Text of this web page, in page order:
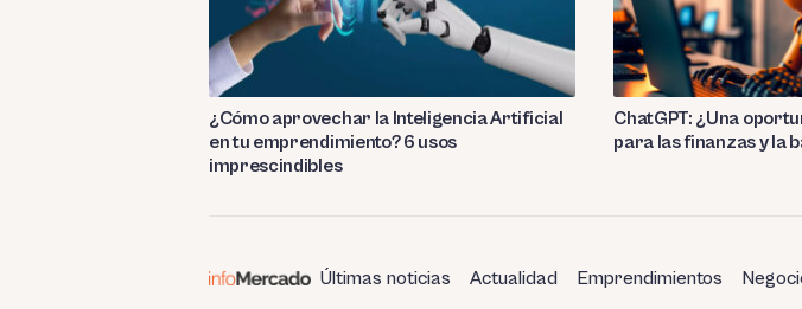
¿Cómo aprovechar la Inteligencia Artificial
en tu emprendimiento? 6 usos
imprescindibles
ChatGPT: ¿Una
para las finanzas y la
Últimas noticias Actualidad Emprendimientos